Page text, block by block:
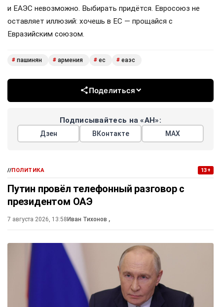
и ЕАЭС невозможно. Выбирать придётся. Евросоюз не
оставляет иллюзий: хочешь в ЕС — прощайся с
Евразийским союзом.
# пашинян # армения # ес # еаэс
Поделиться
Подписывайтесь на «АН»:
Дзен ВКонтакте МАХ
//ПОЛИТИКА 13+
Путин провёл телефонный разговор с
президентом ОАЭ
7 августа 2026, 13:58Иван Тихонов ,